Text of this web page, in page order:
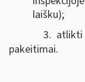
laišku);
3. atlikti kiti
pakeitimai.